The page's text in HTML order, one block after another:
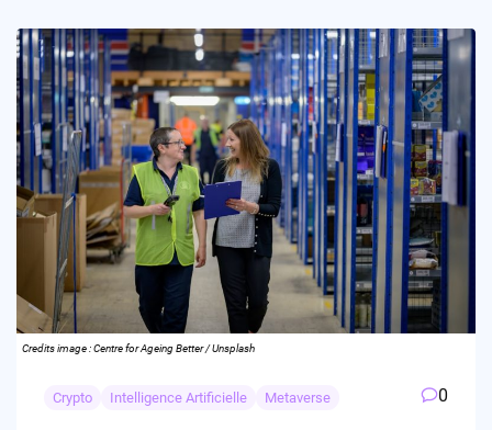
Credits image : Centre for Ageing Better / Unsplash
Crypto Intelligence Artificielle Metaverse 0